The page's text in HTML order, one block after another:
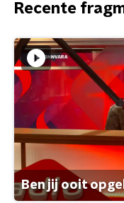
Recente
Ben jij ooit